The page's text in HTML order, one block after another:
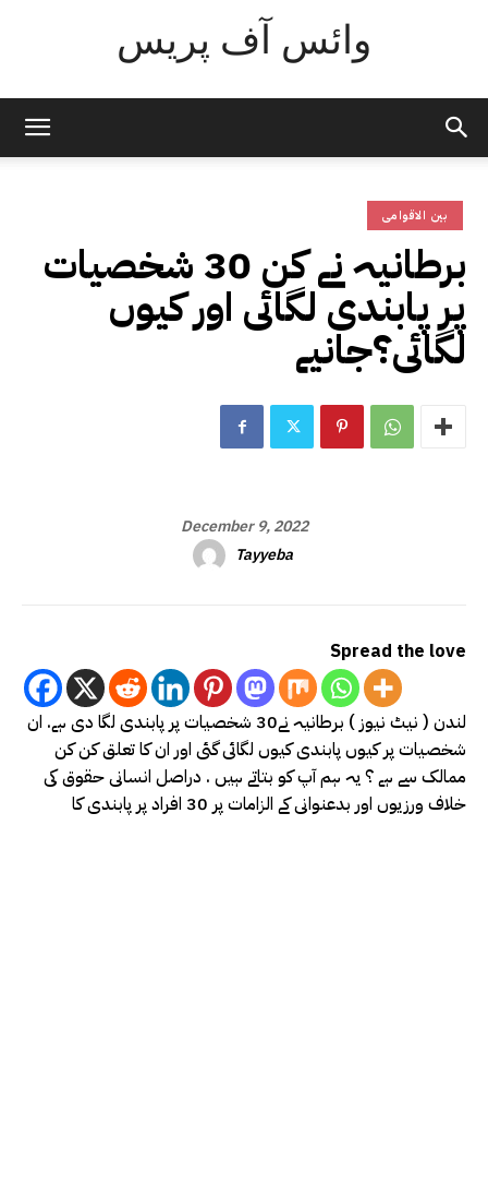
وائس آف پریس
بین الاقوامی
برطانیہ نے کن 30 شخصیات
پر پابندی لگائی اور کیوں
لگائی؟جانیے
December 9, 2022
Tayyeba
Spread the love
لندن ( نیٹ نیوز ) برطانیہ نے30 شخصیات پر پابندی لگا دی ہے. ان
شخصیات پر کیوں پابندی کیوں لگائی گئی اور ان کا تعلق کن کن
ممالک سے ہے ؟ یہ ہم آپ کو بتاتے ہیں . دراصل انسانی حقوق کی
خلاف ورزیوں اور بدعنوانی کے الزامات پر 30 افراد پر پابندی کا